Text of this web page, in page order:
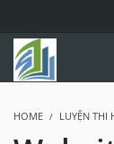
HOME LUYỆN THI